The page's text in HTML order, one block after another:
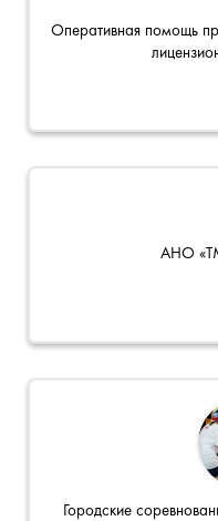
Оперативная помощь
АНО
Городские